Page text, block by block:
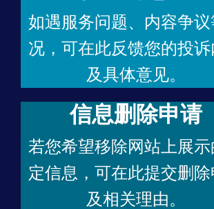
如遇服务问题、内容争
况，可在此反馈您的投诉
及具体意见。
信息删除申请
若您希望移除网站上展
定信息，可在此提交删
及相关理由。